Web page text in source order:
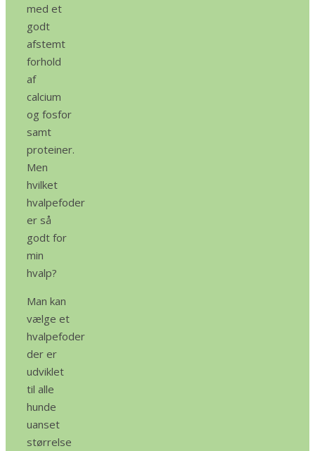
med et
godt
afstemt
forhold
af
calcium
og fosfor
samt
proteiner.
Men
hvilket
hvalpefoder
er så
godt for
min
hvalp?
Man kan
vælge et
hvalpefoder
der er
udviklet
til alle
hunde
uanset
størrelse